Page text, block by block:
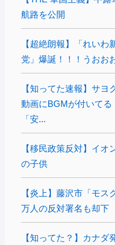
航路を公開
【超絶朗報】「れい
党」爆誕！！！うおお
【知ってた速報】サ
動画にBGMが付いて
「安...
【移民政策反対】イ
の子供
【炎上】藤沢市「モ
万人の反対署名も却下
【知ってた？】カナ